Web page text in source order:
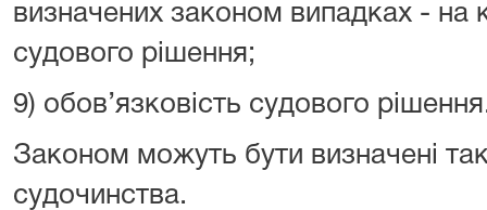
визначених законом випадках - на
судового рішення;
9) обов’язковість судового
Законом можуть бути визначені
судочинства.